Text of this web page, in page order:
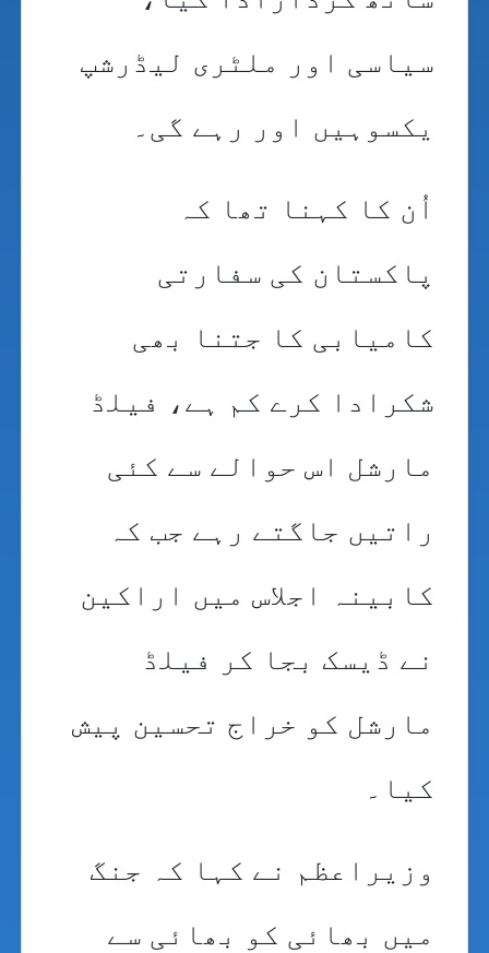
سیاسی اور ملٹری لیڈرشپ
یکسوہیں اور رہے گی۔
اُن کا کہنا تھا کہ
پاکستان کی سفارتی
کامیابی کا جتنا بھی
شکرادا کرے کم ہے، فیلڈ
مارشل اس حوالے سے کئی
راتیں جاگتے رہے جب کہ
کابینہ اجلاس میں اراکین
نے ڈیسک بجا کر فیلڈ
مارشل کو خراج تحسین پیش
کیا۔
وزیراعظم نے کہا کہ جنگ
میں بھائی کو بھائی سے